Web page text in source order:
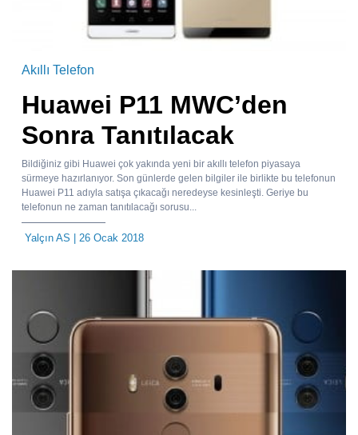
Akıllı Telefon
Huawei P11 MWC’den
Sonra Tanıtılacak
Bildiğiniz gibi Huawei çok yakında yeni bir akıllı telefon piyasaya
sürmeye hazırlanıyor. Son günlerde gelen bilgiler ile birlikte bu telefonun
Huawei P11 adıyla satışa çıkacağı neredeyse kesinleşti. Geriye bu
telefonun ne zaman tanıtılacağı sorusu...
Yalçın AS | 26 Ocak 2018